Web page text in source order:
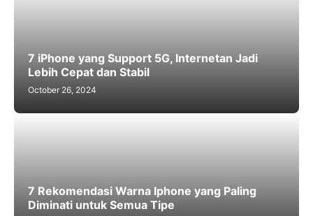
7 iPhone yang Support 5G, Internetan Jadi
Lebih Cepat dan Stabil
October 26, 2024
7 Rekomendasi Warna Iphone yang Paling
Diminati untuk Semua Tipe